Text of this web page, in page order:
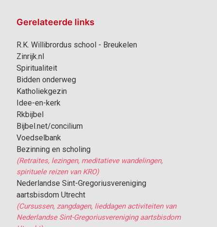
Gerelateerde links
R.K. Willibrordus school - Breukelen
Zinrijk.nl
Spiritualiteit
Bidden onderweg
Katholiekgezin
Idee-en-kerk
Rkbijbel
Bijbel.net/concilium
Voedselbank
Bezinning en scholing
(Retraites, lezingen, meditatieve wandelingen,
spirituele reizen van KRO)
Nederlandse Sint-Gregoriusvereniging
aartsbisdom Utrecht
(Cursussen, zangdagen, lieddagen activiteiten van
Nederlandse Sint-Gregoriusvereniging aartsbisdom